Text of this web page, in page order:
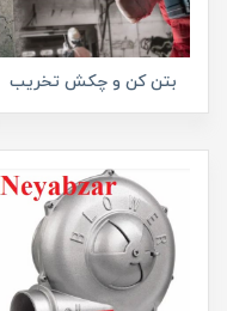
بتن کن و چکش تخریب